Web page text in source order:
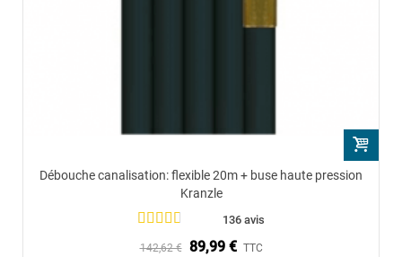
Débouche canalisation: flexible 20m + buse haute pression
Kranzle
136 avis
142,62 € 89,99 € TTC